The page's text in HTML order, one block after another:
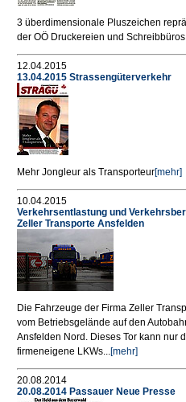
3 überdimensionale Pluszeichen
der OÖ Druckereien und Schreibbüros
12.04.2015
13.04.2015 Strassengüterverkehr
Mehr Jongleur als Transporteur[mehr]
10.04.2015
Verkehrsentlastung und
Zeller Transporte Ansfelden
Die Fahrzeuge der Firma Zeller
vom Betriebsgelände auf den
Ansfelden Nord. Dieses Tor kann nur
firmeneigene LKWs...[mehr]
20.08.2014
20.08.2014 Passauer Neue Presse